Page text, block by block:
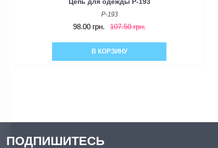
P-193
98.00 грн. 107.50 грн.
В КОРЗИНУ
ПОДПИШИТЕСЬ